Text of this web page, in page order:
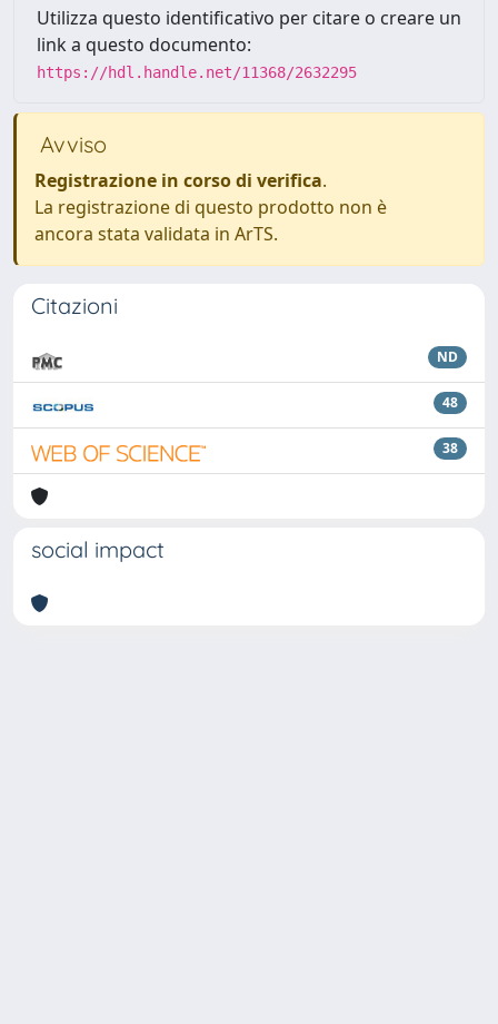
Utilizza questo identificativo per citare o creare un
link a questo documento:
https://hdl.handle.net/11368/2632295
Avviso
Registrazione in corso di verifica.
La registrazione di questo prodotto non è
ancora stata validata in ArTS.
Citazioni
ND
48
38
social impact